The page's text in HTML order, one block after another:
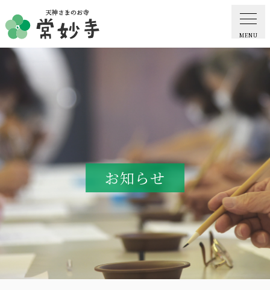
MENU
ホーム
常妙寺紹介
納骨堂・お墓
葬儀・供養・祈祷
ギャラリー
お知らせ
お知らせ